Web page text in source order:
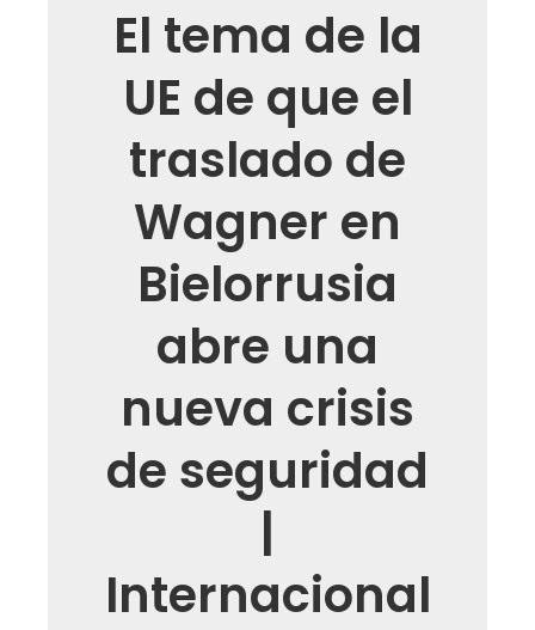
El tema de la
UE de que el
traslado de
Wagner en
Bielorrusia
abre una
nueva crisis
de seguridad
|
Internacional